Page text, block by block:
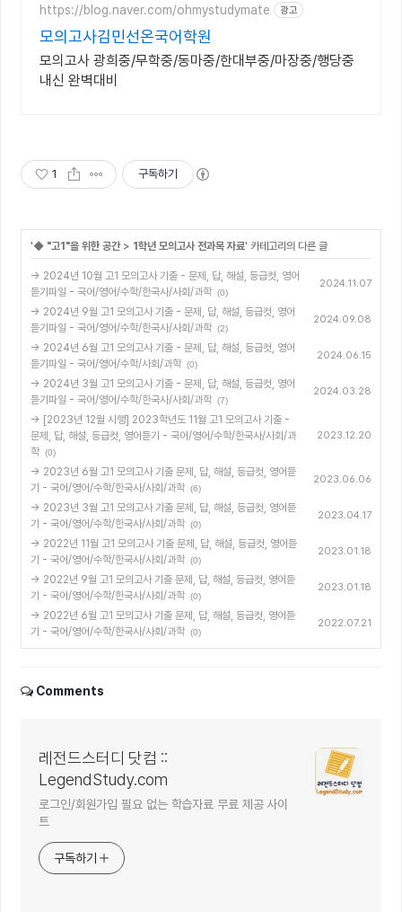
우
https://blog.naver.com/ohmystudymate 광고
모의고사김민선온국어학원
모의고사 광희중/무학중/동마중/한대부중/마장중/행당중
내신 완벽대비
1 구독하기
'◆ "고1"을 위한 공간> 1학년 모의고사 전과목 자료' 카테고리의 다른 글
→ 2024년 10월 고1 모의고사 기출 - 문제, 답, 해설, 등급컷, 영어
듣기파일 - 국어/영어/수학/한국사/사회/과학 (0)
2024.11.07
→ 2024년 9월 고1 모의고사 기출 - 문제, 답, 해설, 등급컷, 영어
듣기파일 - 국어/영어/수학/한국사/사회/과학 (2)
2024.09.08
→ 2024년 6월 고1 모의고사 기출 - 문제, 답, 해설, 등급컷, 영어
듣기파일 - 국어/영어/수학/사회/과학 (0)
2024.06.15
→ 2024년 3월 고1 모의고사 기출 - 문제, 답, 해설, 등급컷, 영어
듣기파일 - 국어/영어/수학/한국사/사회/과학 (7)
2024.03.28
→ [2023년 12월 시행] 2023학년도 11월 고1 모의고사 기출 -
문제, 답, 해설, 등급컷, 영어듣기 - 국어/영어/수학/한국사/사회/과
학 (0)
2023.12.20
→ 2023년 6월 고1 모의고사 기출 문제, 답, 해설, 등급컷, 영어듣
기 - 국어/영어/수학/한국사/사회/과학 (6)
2023.06.06
→ 2023년 3월 고1 모의고사 기출 문제, 답, 해설, 등급컷, 영어듣
기 - 국어/영어/수학/한국사/사회/과학 (0)
2023.04.17
→ 2022년 11월 고1 모의고사 기출 문제, 답, 해설, 등급컷, 영어듣
기 - 국어/영어/수학/한국사/사회/과학 (0)
2023.01.18
→ 2022년 9월 고1 모의고사 기출 문제, 답, 해설, 등급컷, 영어듣
기 - 국어/영어/수학/한국사/사회/과학 (0)
2023.01.18
→ 2022년 6월 고1 모의고사 기출 문제, 답, 해설, 등급컷, 영어듣
기 - 국어/영어/수학/한국사/사회/과학 (0)
2022.07.21
Comments
레전드스터디 닷컴 ::
LegendStudy.com
로그인/회원가입 필요 없는 학습자료 무료 제공 사이
트
구독하기